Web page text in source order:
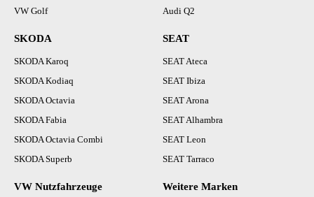
VW Golf
Audi Q2
SKODA
SKODA Karoq
SKODA Kodiaq
SKODA Octavia
SKODA Fabia
SKODA Octavia Combi
SKODA Superb
SEAT
SEAT Ateca
SEAT Ibiza
SEAT Arona
SEAT Alhambra
SEAT Leon
SEAT Tarraco
VW Nutzfahrzeuge Weitere Marken